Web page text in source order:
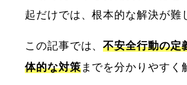
起だけでは、根本的な解決が難
この記事では、不安全行動の定
体的な対策までを分かりやすく